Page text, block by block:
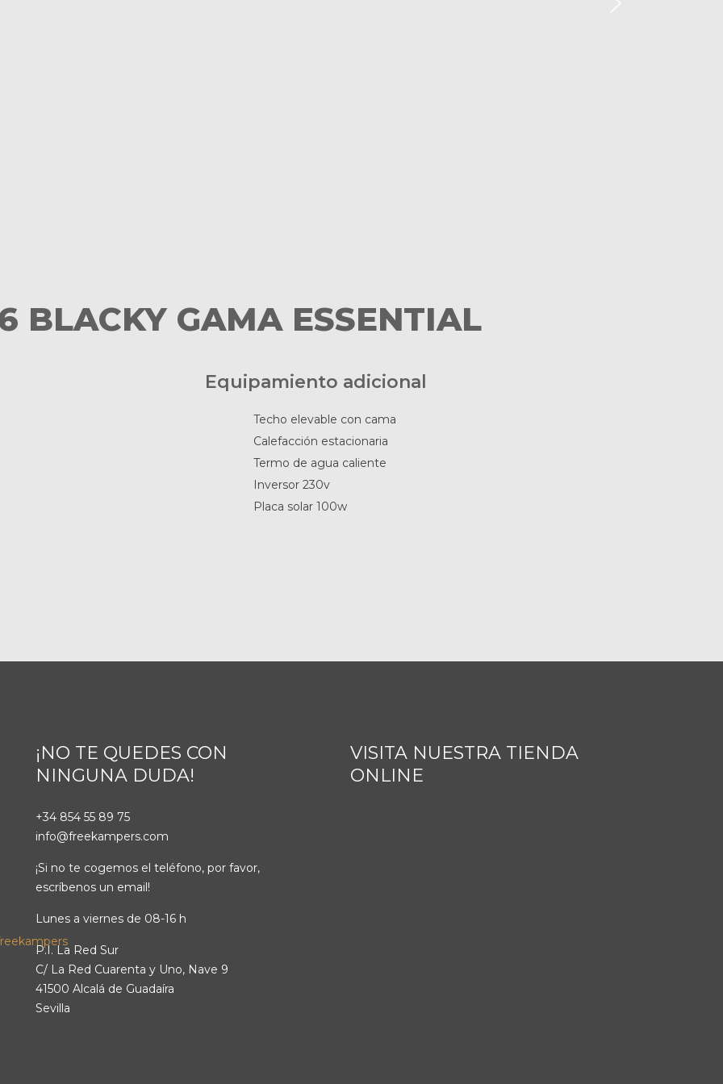
BLACKY GAMA ESSENTIAL
Equipamiento adicional
Techo elevable con cama
Calefacción estacionaria
Termo de agua caliente
Inversor 230v
Placa solar 100w
¡NO TE QUEDES CON
NINGUNA DUDA!
+34 854 55 89 75
info@freekampers.com
¡Si no te cogemos el teléfono, por favor,
escríbenos un email!
Lunes a viernes de 08-16 h
P.I. La Red Sur
C/ La Red Cuarenta y Uno, Nave 9
41500 Alcalá de Guadaíra
Sevilla
VISITA NUESTRA TIENDA
ONLINE